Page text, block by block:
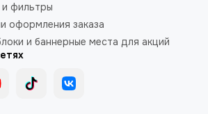
и фильтры
оформления заказа
и баннерные места для акций